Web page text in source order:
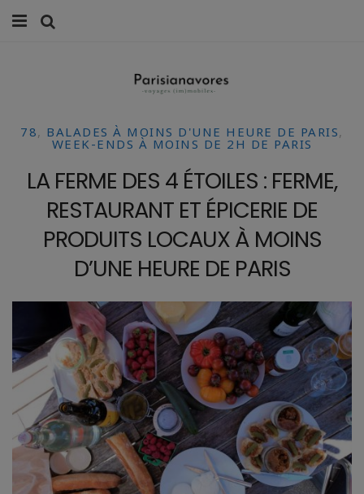
FAMILLE
VOYAGES
WEEK-ENDS
BALADES À PARIS
LIFESTYLE
0 ITEMS -0,00€
78, BALADES À MOINS D'UNE HEURE DE PARIS,
WEEK-ENDS À MOINS DE 2H DE PARIS
LA FERME DES 4 ÉTOILES : FERME,
RESTAURANT ET ÉPICERIE DE
PRODUITS LOCAUX À MOINS
D’UNE HEURE DE PARIS